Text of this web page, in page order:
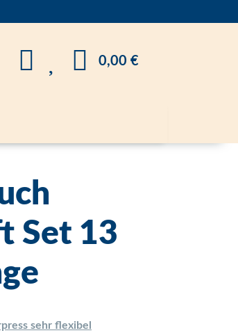
0,00 €
Set 13
sehr flexibel